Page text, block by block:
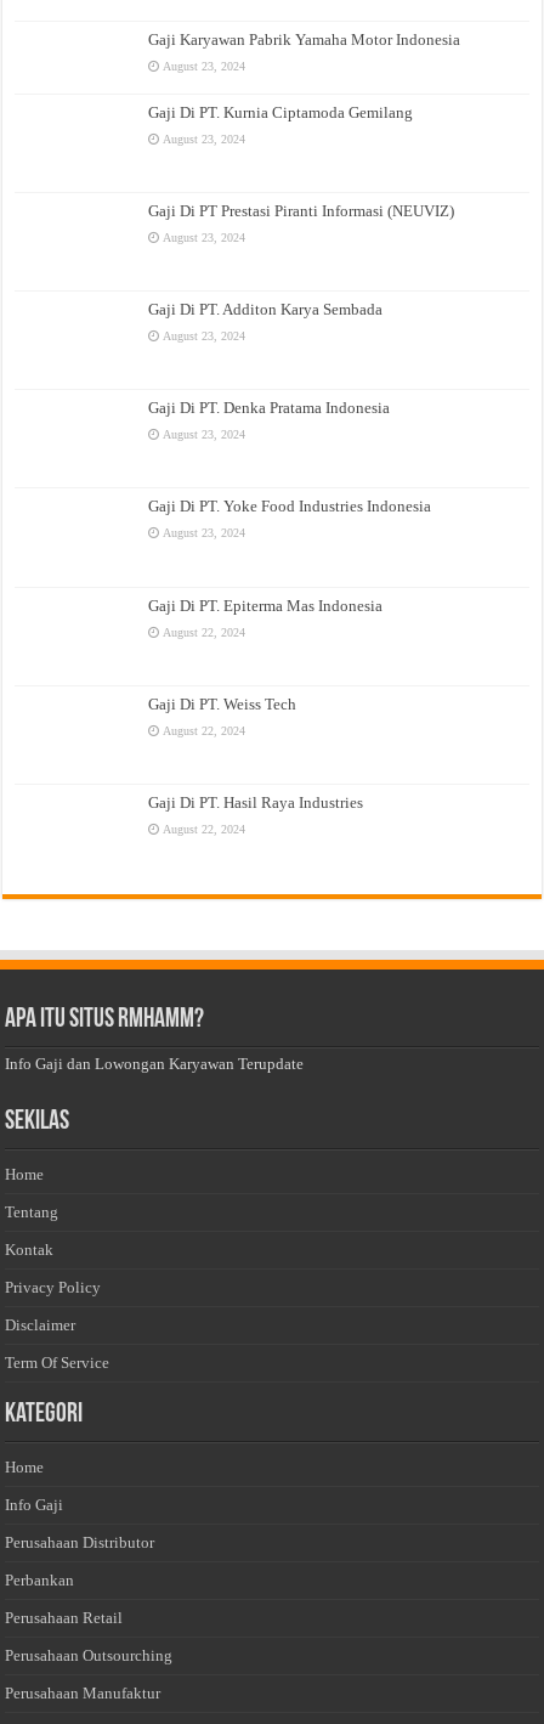
Gaji Karyawan Pabrik Yamaha Motor Indonesia
August 23, 2024
Gaji Di PT. Kurnia Ciptamoda Gemilang
August 23, 2024
Gaji Di PT Prestasi Piranti Informasi (NEUVIZ)
August 23, 2024
Gaji Di PT. Additon Karya Sembada
August 23, 2024
Gaji Di PT. Denka Pratama Indonesia
August 23, 2024
Gaji Di PT. Yoke Food Industries Indonesia
August 23, 2024
Gaji Di PT. Epiterma Mas Indonesia
August 22, 2024
Gaji Di PT. Weiss Tech
August 22, 2024
Gaji Di PT. Hasil Raya Industries
August 22, 2024
Apa Itu Situs Rmhamm?
Info Gaji dan Lowongan Karyawan Terupdate
Sekilas
Home
Tentang
Kontak
Privacy Policy
Disclaimer
Term Of Service
Kategori
Home
Info Gaji
Perusahaan Distributor
Perbankan
Perusahaan Retail
Perusahaan Outsourching
Perusahaan Manufaktur